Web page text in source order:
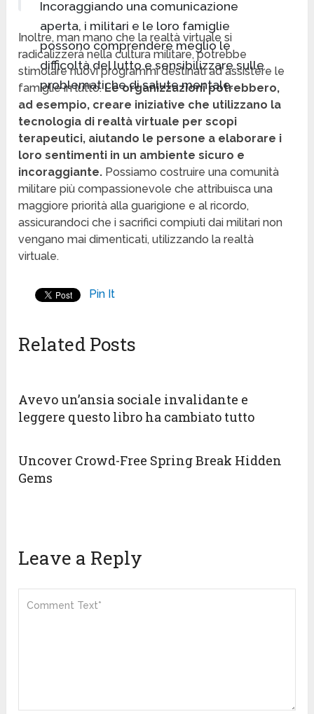
Incoraggiando una comunicazione
aperta, i militari e le loro famiglie
possono comprendere meglio le
difficoltà del lutto e sensibilizzare sulle
problematiche di salute mentale.
Inoltre, man mano che la realtà virtuale si
radicalizzerà nella cultura militare, potrebbe
stimolare nuovi programmi destinati ad assistere le
famiglie in lutto.Le organizzazioni potrebbero,
ad esempio, creare iniziative che utilizzano la
tecnologia di realtà virtuale per scopi
terapeutici, aiutando le persone a elaborare i
loro sentimenti in un ambiente sicuro e
incoraggiante. Possiamo costruire una comunità
militare più compassionevole che attribuisca una
maggiore priorità alla guarigione e al ricordo,
assicurandoci che i sacrifici compiuti dai militari non
vengano mai dimenticati, utilizzando la realtà
virtuale.
Pin It
Related Posts
Avevo un’ansia sociale invalidante e
leggere questo libro ha cambiato tutto
Uncover Crowd-Free Spring Break Hidden
Gems
Leave a Reply